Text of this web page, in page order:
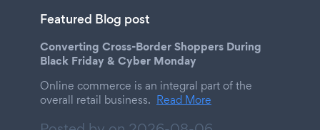
Featured Blog post
Converting Cross-Border Shoppers During
Black Friday & Cyber Monday
Online commerce is an integral part of the
overall retail business. Read More